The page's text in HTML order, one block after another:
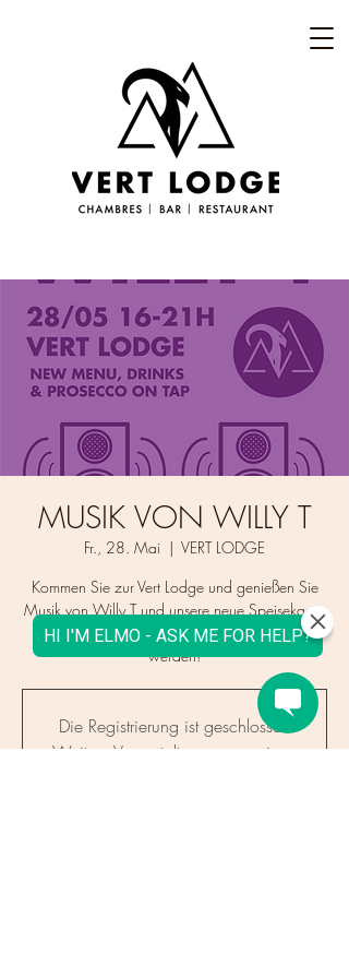
MUSIK VON WILLY T
Fr., 28. Mai
  |
VERT LODGE
Kommen Sie zur Vert Lodge und genießen Sie
Musik von Willy T und unsere neue Speisekarte.
Gerüchten zufolge könnte es sogar sonnig
werden!
Die Registrierung ist geschlossen
Weitere Veranstaltungen anzeigen